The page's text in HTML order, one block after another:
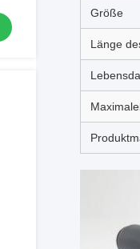
Größe
Länge